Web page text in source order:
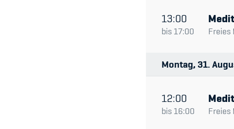
13:00
bis 17:00 Freies
Montag 31
12:00
bis 16:00 Freies